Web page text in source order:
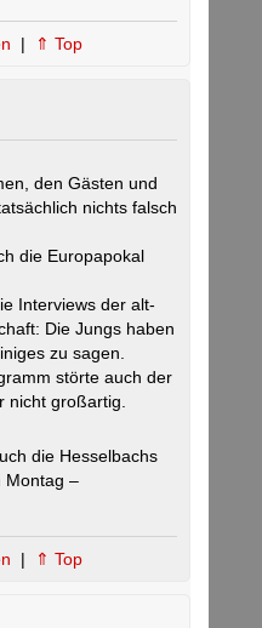
| ⇑ Top
den Gästen und
nichts falsch
die Europapokal
Interviews der alt-
Die Jungs haben
zu sagen.
störte auch der
nicht großartig.
die Hesselbachs
Montag –
| ⇑ Top